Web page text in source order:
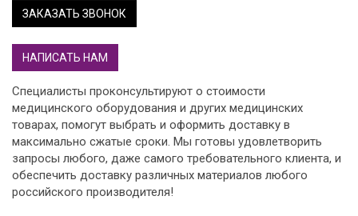
ЗАКАЗАТЬ ЗВОНОК
НАПИСАТЬ НАМ
Специалисты проконсультируют о стоимости
медицинского оборудования и других медицинских
товарах, помогут выбрать и оформить доставку в
максимально сжатые сроки. Мы готовы удовлетворить
запросы любого, даже самого требовательного клиента, и
обеспечить доставку различных материалов любого
российского производителя!